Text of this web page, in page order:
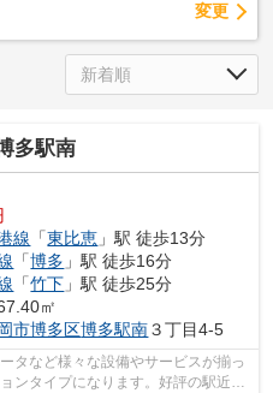
変更
多駅南
線 「東比恵 」駅 徒歩13分
「博多 」駅 徒歩16分
「竹下 」駅 徒歩25分
㎡
市博多区博多駅南３丁目4-5
タなど様々な設備やサービスが揃っ
ンタイプになります。好評の駅近物